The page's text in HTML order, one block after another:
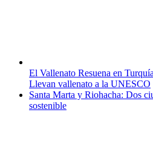
El Vallenato Resuena en
Llevan vallenato a la UNESCO
Santa Marta y Riohacha: Dos
sostenible